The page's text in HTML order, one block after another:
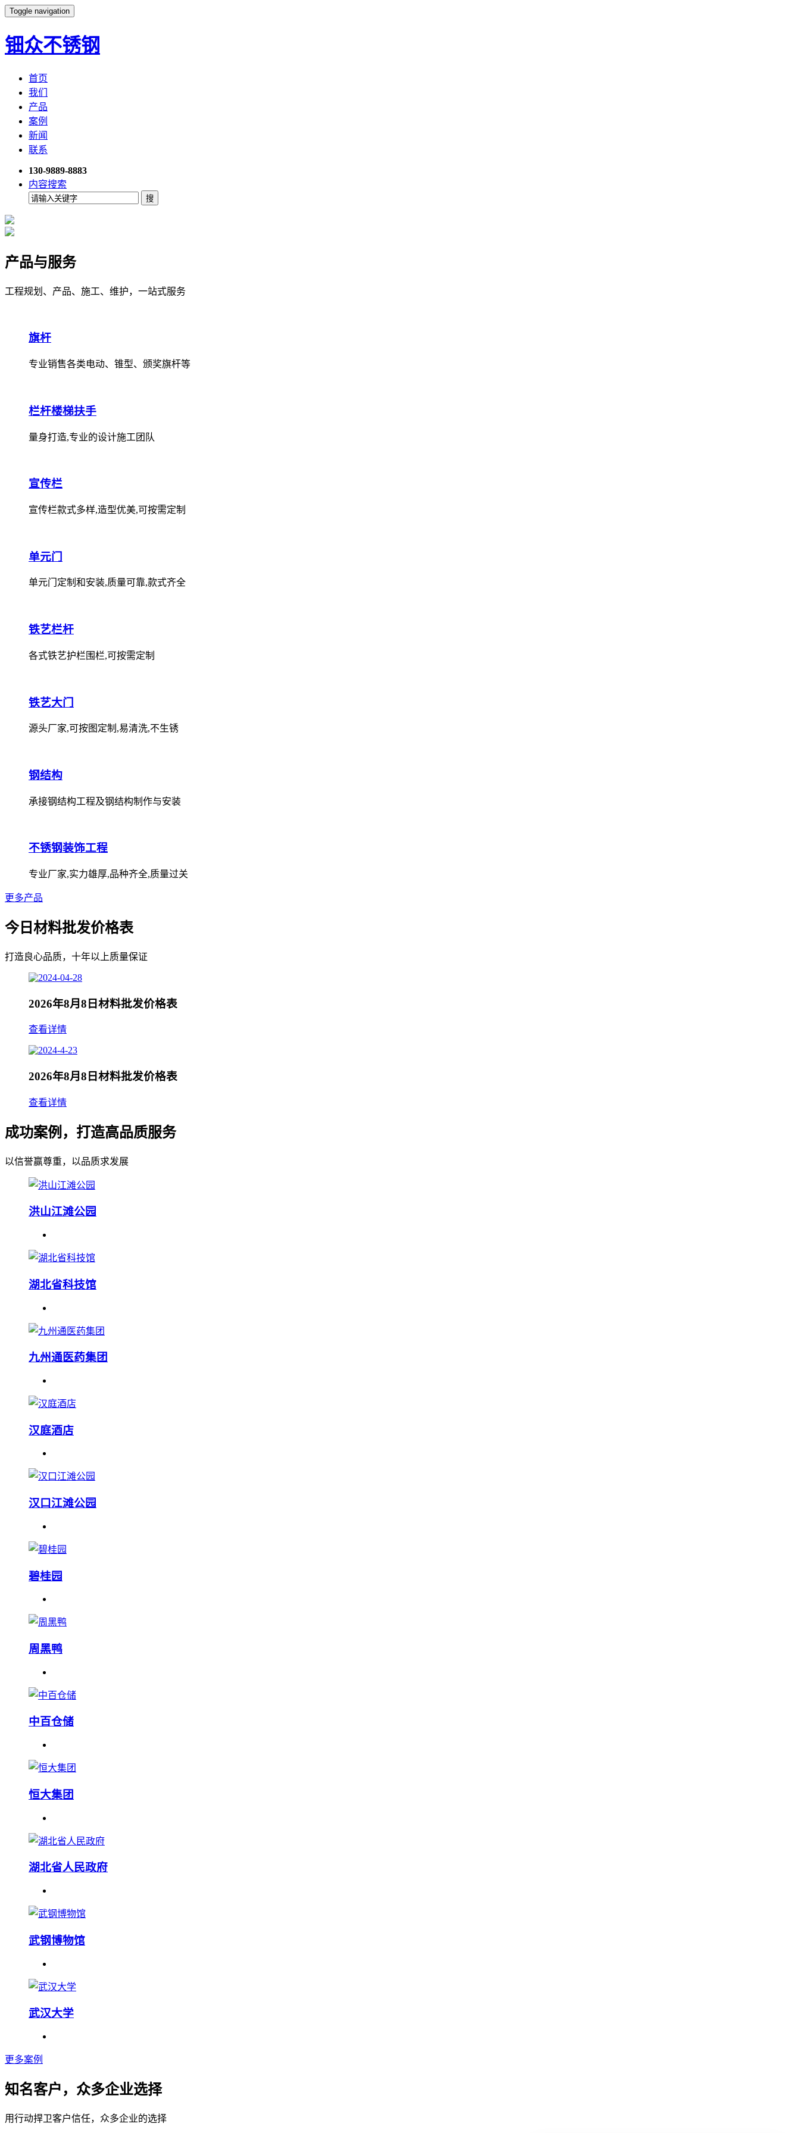
Toggle navigation
钿众不锈钢
首页
我们
产品
案例
新闻
联系
130-9889-8883
内容搜索
产品与服务
工程规划、产品、施工、维护，一站式服务
旗杆
专业销售各类电动、锥型、颁奖旗杆等
栏杆楼梯扶手
量身打造,专业的设计施工团队
宣传栏
宣传栏款式多样,造型优美,可按需定制
单元门
单元门定制和安装,质量可靠,款式齐全
铁艺栏杆
各式铁艺护栏围栏,可按需定制
铁艺大门
源头厂家,可按图定制,易清洗,不生锈
钢结构
承接钢结构工程及钢结构制作与安装
不锈钢装饰工程
专业厂家,实力雄厚,品种齐全,质量过关
更多产品
今日材料批发价格表
打造良心品质，十年以上质量保证
2026年8月8日材料批发价格表
查看详情
2026年8月8日材料批发价格表
查看详情
成功案例，打造高品质服务
以信誉赢尊重，以品质求发展
洪山江滩公园
湖北省科技馆
九州通医药集团
汉庭酒店
汉口江滩公园
碧桂园
周黑鸭
中百仓储
恒大集团
湖北省人民政府
武钢博物馆
武汉大学
更多案例
知名客户，众多企业选择
用行动捍卫客户信任，众多企业的选择